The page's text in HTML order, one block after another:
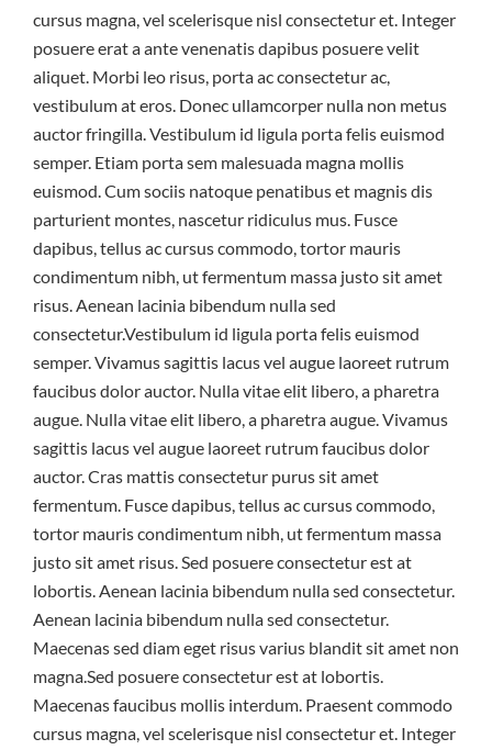
cursus magna, vel scelerisque nisl consectetur et. Integer
posuere erat a ante venenatis dapibus posuere velit
aliquet. Morbi leo risus, porta ac consectetur ac,
vestibulum at eros. Donec ullamcorper nulla non metus
auctor fringilla. Vestibulum id ligula porta felis euismod
semper. Etiam porta sem malesuada magna mollis
euismod. Cum sociis natoque penatibus et magnis dis
parturient montes, nascetur ridiculus mus. Fusce
dapibus, tellus ac cursus commodo, tortor mauris
condimentum nibh, ut fermentum massa justo sit amet
risus. Aenean lacinia bibendum nulla sed
consectetur.Vestibulum id ligula porta felis euismod
semper. Vivamus sagittis lacus vel augue laoreet rutrum
faucibus dolor auctor. Nulla vitae elit libero, a pharetra
augue. Nulla vitae elit libero, a pharetra augue. Vivamus
sagittis lacus vel augue laoreet rutrum faucibus dolor
auctor. Cras mattis consectetur purus sit amet
fermentum. Fusce dapibus, tellus ac cursus commodo,
tortor mauris condimentum nibh, ut fermentum massa
justo sit amet risus. Sed posuere consectetur est at
lobortis. Aenean lacinia bibendum nulla sed consectetur.
Aenean lacinia bibendum nulla sed consectetur.
Maecenas sed diam eget risus varius blandit sit amet non
magna.Sed posuere consectetur est at lobortis.
Maecenas faucibus mollis interdum. Praesent commodo
cursus magna, vel scelerisque nisl consectetur et. Integer